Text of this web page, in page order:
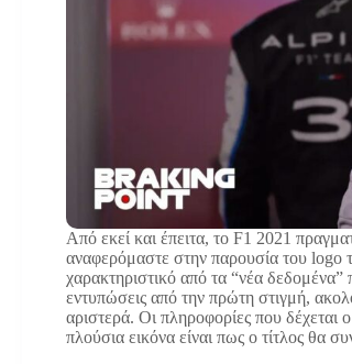
Από εκεί και έπειτα, το F1 2021
αναφερόμαστε στην παρουσία του logo
χαρακτηριστικό από τα “νέα δεδομένα”
εντυπώσεις από την πρώτη στιγμή,
αριστερά. Οι πληροφορίες που δέχεται
πλούσια εικόνα είναι πως ο τίτλος θα